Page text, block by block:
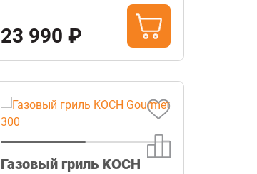
23 990 ₽
Газовый гриль KOCH